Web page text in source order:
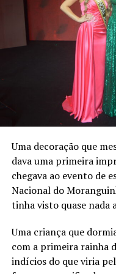
por conta do espaço
Lembrou em sua fala
ingresso, sendo o
comunidade.
Quando questionado
financeiro, alegou
municipalidade,
foram também em
público.
da festa e lamentaram
que a festa é
Princípio.
Uma decoração que
dava uma primeira
chegava ao evento de
Nacional do
tinha visto quase nada
Uma criança que
com a primeira rainha
indícios do que viria